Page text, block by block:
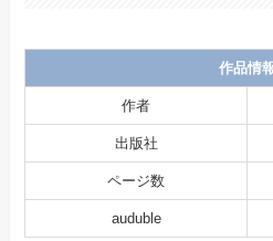
作品情
作者
出版社
ページ数
auduble